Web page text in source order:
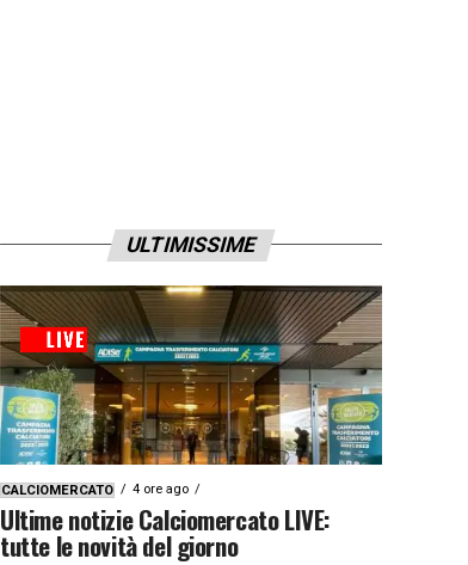
ULTIMISSIME
CALCIOMERCATO 4 ore ago
Ultime notizie Calciomercato LIVE:
tutte le novità del giorno